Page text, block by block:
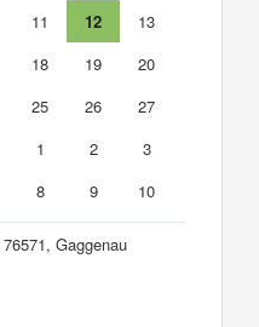
11 12
13
18 19
20
25 26
27
1 2
3
8 9 10
Gaggenau